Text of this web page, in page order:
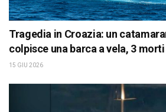
Tragedia in Croazia: un
colpisce una barca a vela, 3
15 GIU 2026